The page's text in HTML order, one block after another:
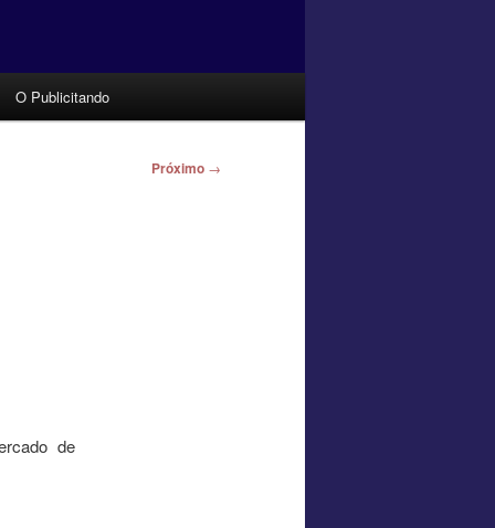
O Publicitando
Próximo →
de